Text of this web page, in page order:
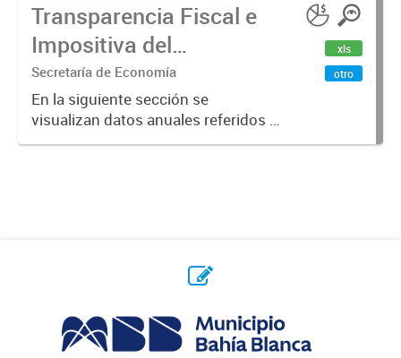
Transparencia Fiscal e
Impositiva del
Municipio. Año 2023
Secretaría de Economía
En la siguiente sección se
visualizan datos anuales referidos a
la transparencia fiscal e impositiva
xls
otro